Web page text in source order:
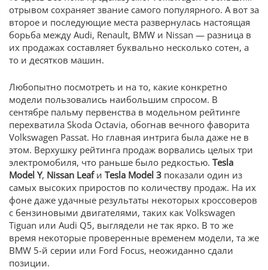
отрывом сохраняет звание самого популярного. А вот за
второе и последующие места развернулась настоящая
борьба между Audi, Renault, BMW и Nissan — разница в
их продажах составляет буквально несколько сотен, а
то и десятков машин.
Любопытно посмотреть и на то, какие конкретно
модели пользовались наибольшим спросом. В
сентябре пальму первенства в модельном рейтинге
перехватила Skoda Octavia, обогнав вечного фаворита
Volkswagen Passat. Но главная интрига была даже не в
этом. Верхушку рейтинга продаж ворвались целых три
электромобиля, что раньше было редкостью. Tesla
Model Y, Nissan Leafи Tesla Model 3 показали один из
самых высоких приростов по количеству продаж. На их
фоне даже удачные результаты некоторых кроссоверов
с бензиновыми двигателями, таких как Volkswagen
Tiguan или Audi Q5, выглядели не так ярко. В то же
время некоторые проверенные временем модели, та же
BMW 5-й серии или Ford Focus, неожиданно сдали
позиции.